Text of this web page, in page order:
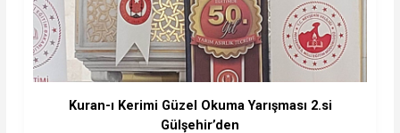
Kuran-ı Kerimi Güzel Okuma Yarışması 2.si
Gülşehir’den